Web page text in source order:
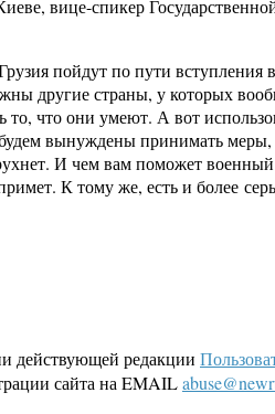
вице-спикер
пойдут по пути
другие страны, у которых
то, что они умеют. А вот
вынуждены принимать
И чем вам поможет
К тому же, есть и более
действующей редакции
сайта на EMAIL